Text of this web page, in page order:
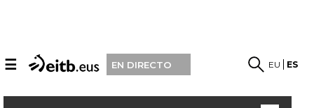
☰ EN DIRECTO EU ES